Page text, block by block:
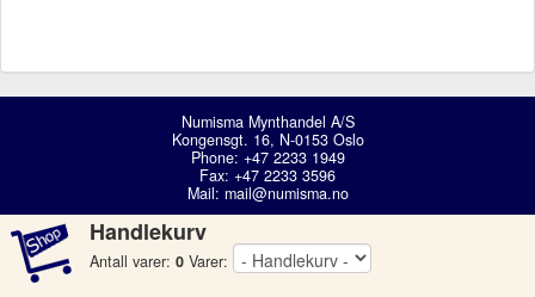
Numisma Mynthandel A/S
Kongensgt. 16, N-0153 Oslo
Phone: +47 2233 1949
Fax: +47 2233 3596
Mail: mail@numisma.no
Handlekurv
Antall varer: 0 Varer: